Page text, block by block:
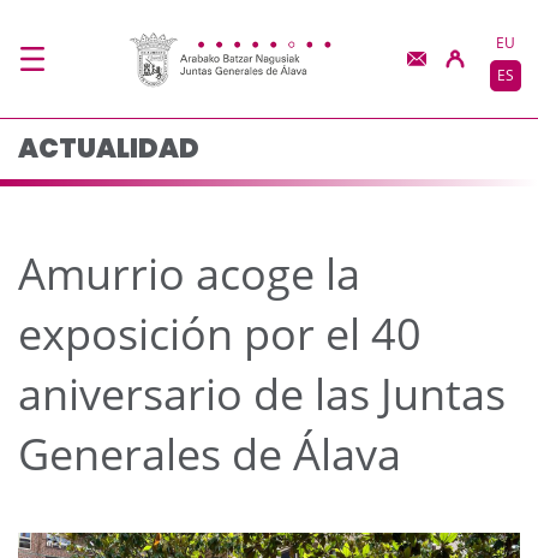
Amurrio acoge la
EU
ES
ACTUALIDAD
Amurrio acoge la
exposición por el 40
aniversario de las Juntas
Generales de Álava